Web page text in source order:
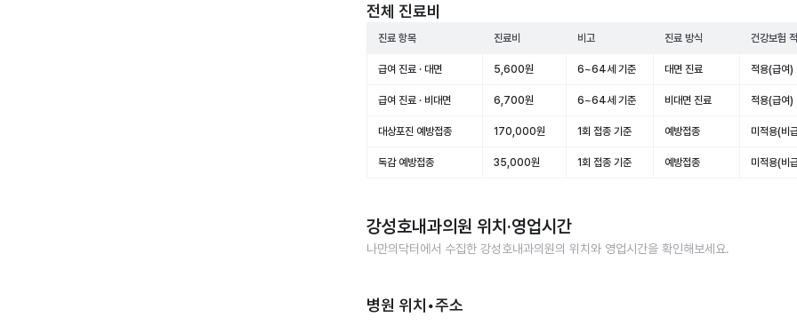
전체 진료비
진료 항목 진료비 비고 진료 방식 건강보험
급여 진료 · 대면 5,600원 6~64세 기준 대면 진료 적용(급여)
급여 진료 · 비대면 6,700원 6~64세 기준 비대면 진료 적용(급여)
대상포진 예방접종 170,000원 1회 접종 기준 예방접종 미적용(비
독감 예방접종 35,000원 1회 접종 기준 예방접종 미적용(비
강성호내과의원 위치·영업시간
나만의닥터에서 수집한 강성호내과의원의 위치와 영업시간을 확인해보세요.
병원 위치•주소